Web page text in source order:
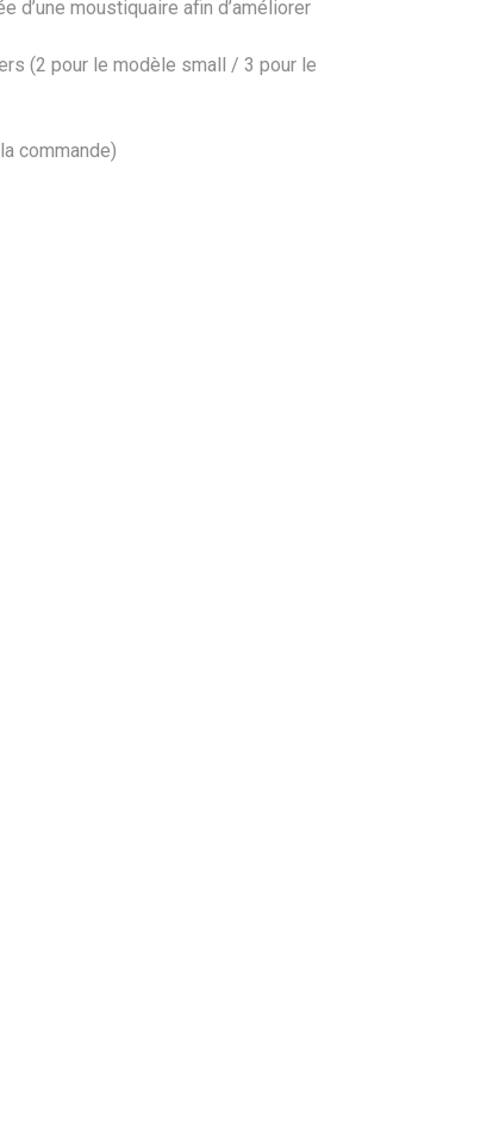
d’une moustiquaire afin d’améliorer
(2 pour le modèle small / 3 pour le
commande)